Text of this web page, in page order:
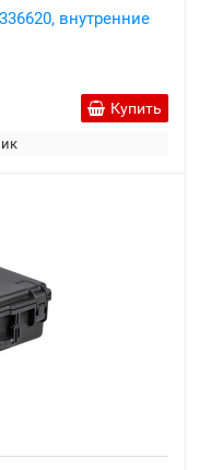
внутренние
Купить